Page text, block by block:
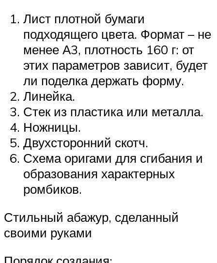
Лист плотной бумаги
подходящего цвета. Формат – не
менее А3, плотность 160 г: от
этих параметров зависит, будет
ли поделка держать форму.
Линейка.
Стек из пластика или металла.
Ножницы.
Двухсторонний скотч.
Схема оригами для сгибания и
образования характерных
ромбиков.
Стильный абажур, сделанный
своими руками